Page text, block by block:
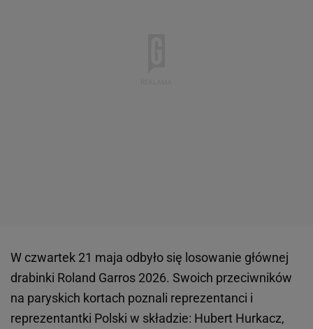
W czwartek 21 maja odbyło się losowanie głównej
drabinki Roland Garros 2026. Swoich przeciwników
na paryskich kortach poznali reprezentanci i
reprezentantki Polski w składzie: Hubert Hurkacz,